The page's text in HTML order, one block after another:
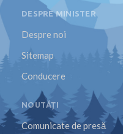
DESPRE MINISTER
Despre noi
Sitemap
Conducere
NOUTĂȚI
Comunicate de presă